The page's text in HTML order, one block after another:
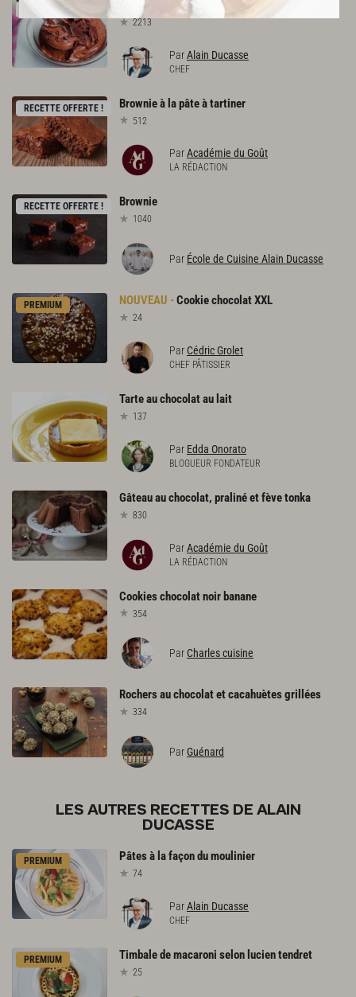
RECETTE OFFERTE ! Mousse chocolat
2213
ParAlain Ducasse
CHEF
RECETTE OFFERTE ! Brownieà lapâteàtartiner
512
ParAcadémie du Goût
LA RÉDACTION
RECETTE OFFERTE ! Brownie
1040
Par École de Cuisine Alain Ducasse
PREMIUM CookiechocolatXXL
24
Par Cédric Grolet
CHEF PÂTISSIER
Tarteauchocolatau lait
137
Par Edda Onorato
BLOGUEUR FONDATEUR
Gâteauauchocolat, pralinéetfèvetonka
830
ParAcadémie du Goût
LA RÉDACTION
Cookieschocolatnoir banane
354
Par Charles cuisine
Rochersauchocolatetcacahuètesgrillées
334
ParGuénard
LES AUTRES RECETTES DE ALAIN
DUCASSE
PREMIUM Pâtesà lafaçondumoulinier
74
ParAlain Ducasse
CHEF
PREMIUM Timbaledemacaroni selon lucientendret
25